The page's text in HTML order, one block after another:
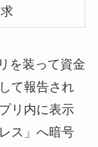
を装って資金
て報告され
リ内に表示
ス」へ暗号